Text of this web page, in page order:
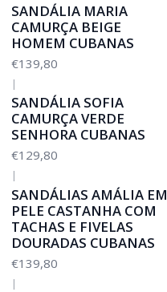
SANDÁLIA MARIA
CAMURÇA BEIGE
HOMEM CUBANAS
€139,80
|
SANDÁLIA SOFIA
CAMURÇA VERDE
SENHORA CUBANAS
€129,80
|
SANDÁLIAS AMÁLIA EM
PELE CASTANHA COM
TACHAS E FIVELAS
DOURADAS CUBANAS
€139,80
|